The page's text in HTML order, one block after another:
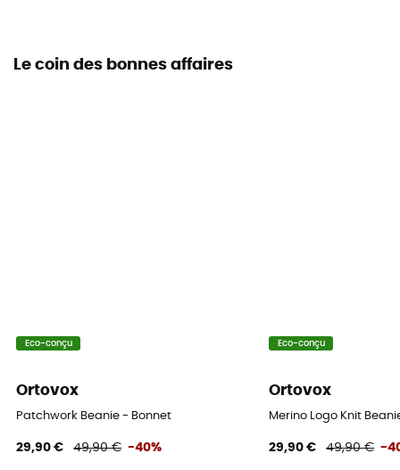
Le coin des bonnes affaires
Eco-conçu
Ortovox
Patchwork Beanie - Bonnet
29,90 € 49,90 € -40%
Eco-conçu
Ortovox
Merino Logo Knit
29,90 € 49,90 € -